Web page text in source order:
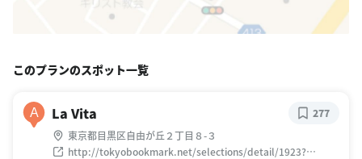
このプランのスポット一覧
A La Vita
東京都目黒区自由が丘２丁目８-３
http://tokyobookmark.net/selections/detail/1923?
277